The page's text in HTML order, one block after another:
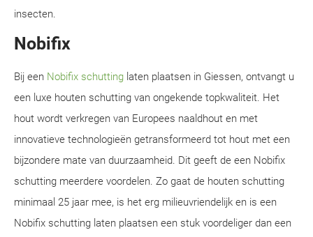
insecten.
Nobifix
Bij een Nobifix schutting laten plaatsen in Giessen, ontvangt u
een luxe houten schutting van ongekende topkwaliteit. Het
hout wordt verkregen van Europees naaldhout en met
innovatieve technologieën getransformeerd tot hout met een
bijzondere mate van duurzaamheid. Dit geeft de een Nobifix
schutting meerdere voordelen. Zo gaat de houten schutting
minimaal 25 jaar mee, is het erg milieuvriendelijk en is een
Nobifix schutting laten plaatsen een stuk voordeliger dan een